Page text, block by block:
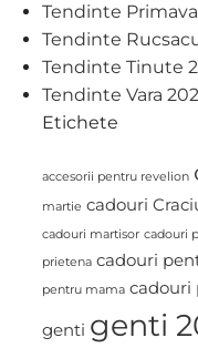
Tendinte
Tendinte
Tendinte Tinute
Tendinte Vara
Etichete
accesorii pentru revelion
martie cadouri
cadouri martisor cadouri
prietena cadouri
pentru mama cadouri
genti genti